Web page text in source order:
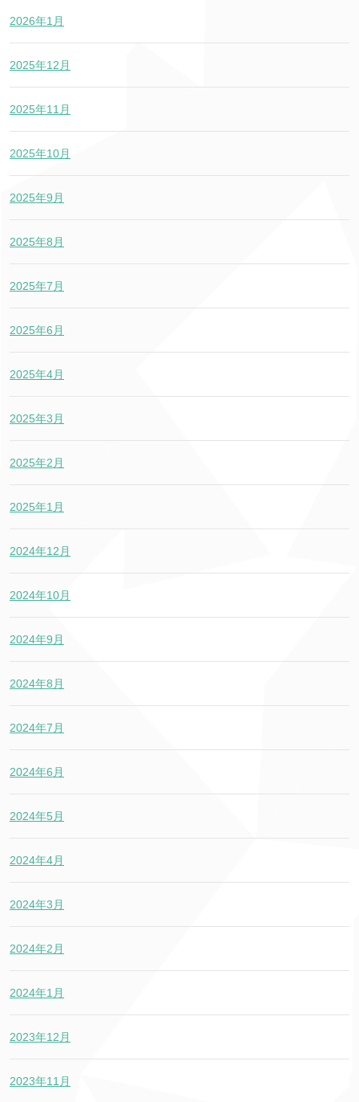
2026年1月
2025年12月
2025年11月
2025年10月
2025年9月
2025年8月
2025年7月
2025年6月
2025年4月
2025年3月
2025年2月
2025年1月
2024年12月
2024年10月
2024年9月
2024年8月
2024年7月
2024年6月
2024年5月
2024年4月
2024年3月
2024年2月
2024年1月
2023年12月
2023年11月